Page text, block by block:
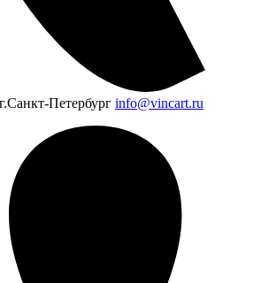
г.Санкт-Петербург info@vincart.ru